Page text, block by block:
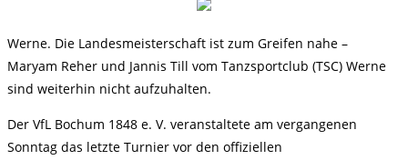
Werne. Die Landesmeisterschaft ist zum Greifen nahe –
Maryam Reher und Jannis Till vom Tanzsportclub (TSC) Werne
sind weiterhin nicht aufzuhalten.
Der VfL Bochum 1848 e. V. veranstaltete am vergangenen
Sonntag das letzte Turnier vor den offiziellen